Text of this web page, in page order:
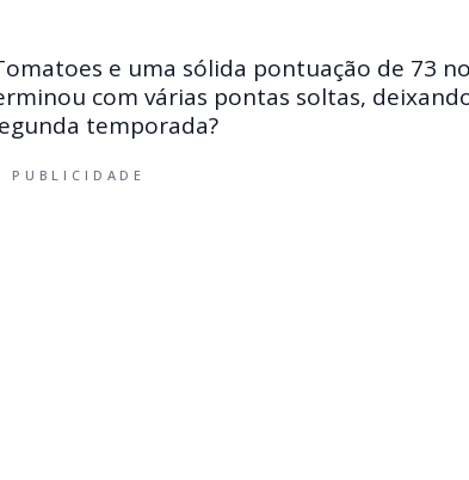
e uma sólida pontuação de 73 no
com várias pontas soltas,
temporada?
PUBLICIDADE